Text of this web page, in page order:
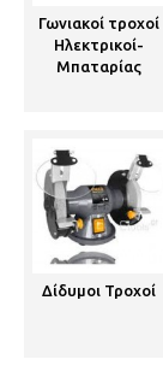
Γωνιακοί τροχοί
Ηλεκτρικοί-
Μπαταρίας
Δίδυμοι Τροχοί